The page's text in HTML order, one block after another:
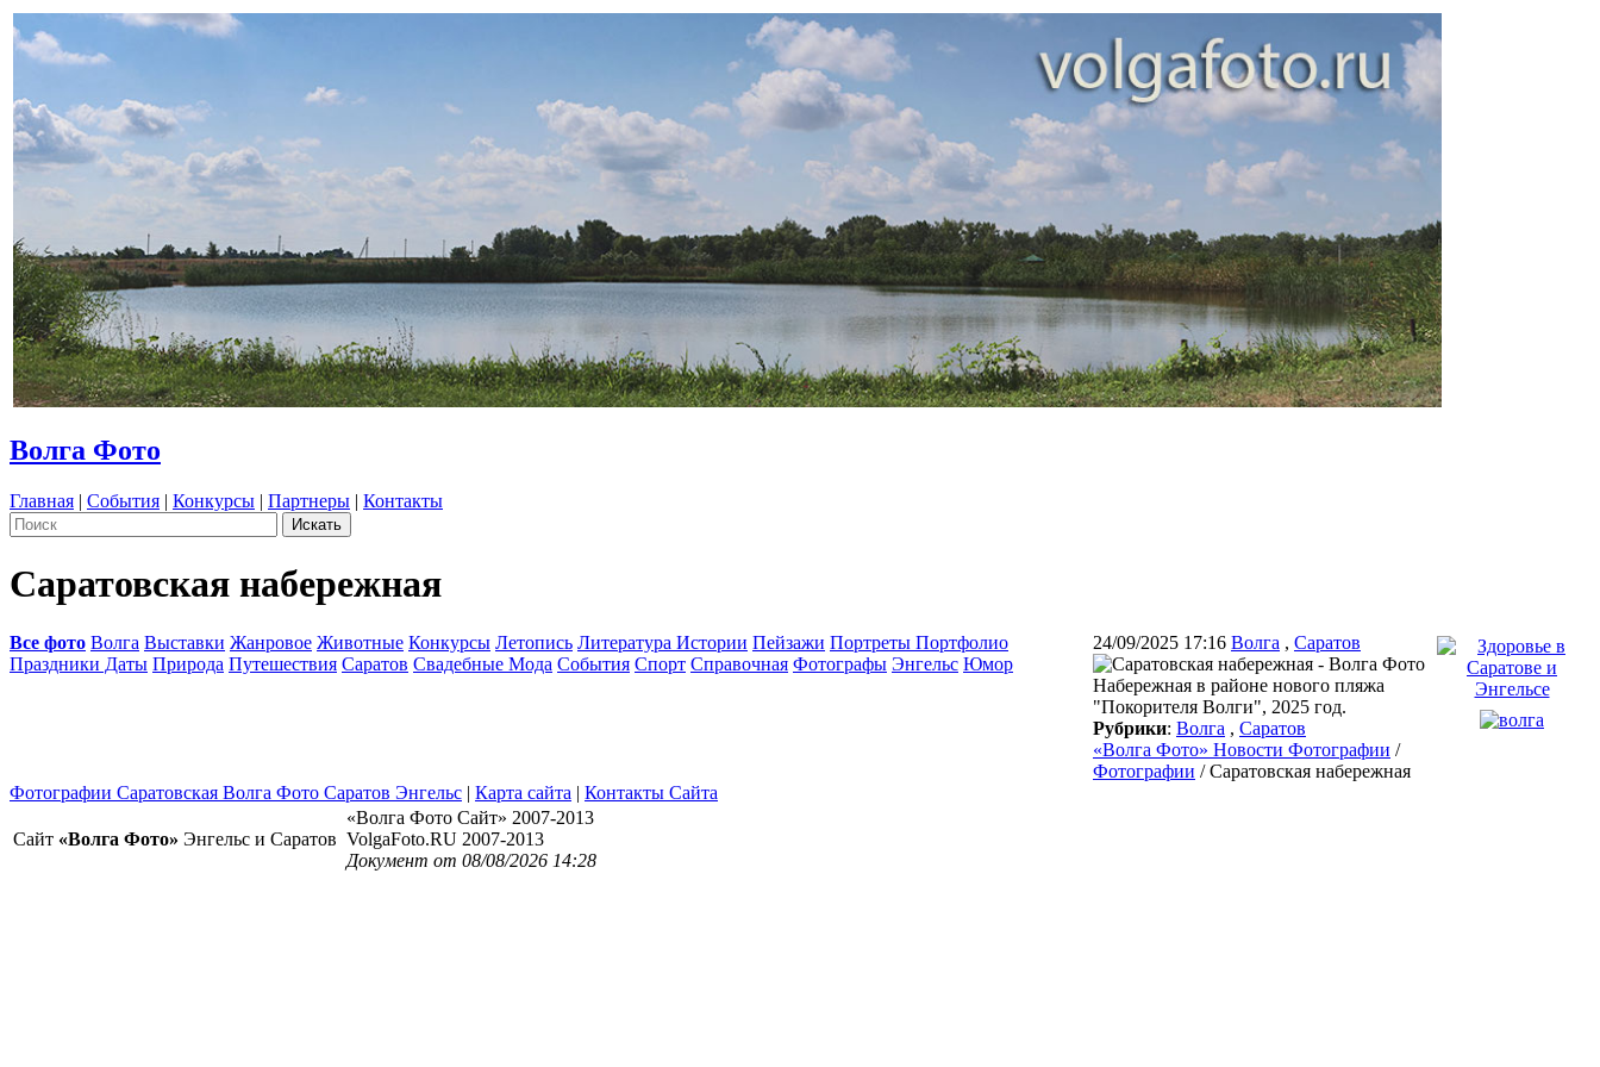
Волга Фото
Главная | События | Конкурсы | Партнеры | Контакты
Саратовская набережная
Все фото Волга Выставки Жанровое Животные Конкурсы Летопись Литература Истории Пейзажи Портреты Портфолио
Праздники Даты Природа Путешествия Саратов Свадебные Мода События Спорт Справочная Фотографы Энгельс Юмор
24/09/2025 17:16 Волга , Саратов
Набережная в районе нового пляжа
"Покорителя Волги", 2025 год.
Рубрики: Волга , Саратов
«Волга Фото» Новости Фотографии /
Фотографии / Саратовская набережная
Фотографии Саратовская Волга Фото Саратов Энгельс | Карта сайта | Контакты Сайта
Сайт «Волга Фото» Энгельс и Саратов
«Волга Фото Сайт» 2007-2013
VolgaFoto.RU 2007-2013
Документ от 08/08/2026 14:28